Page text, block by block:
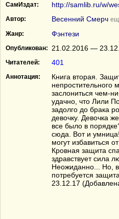
СамИздат: http://samlib.ru/w/
Автор: Весенний Смерч
Жанр:
Фэнтези
Опубликован: 21.02.2016 —
Читателей: 401
Аннотация:
Книга вторая.
непростительного
заслониться чем-
удачно, что Лили
задолго до брака
девочку. Девочка
все было в
сюда. Вот и
могут избавиться
Кровная защита
здравствует сила
Неожиданно... Но,
потребуется
23.12.17